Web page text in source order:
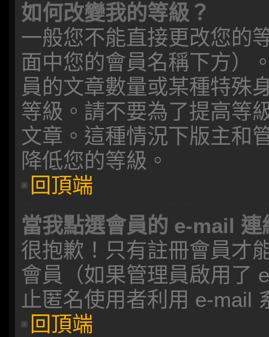
如何改變我的等級？
一般您不能直接更改您的
面中您的會員名稱下方）
員的文章數量或某種特殊
等級。請不要為了提高等
文章。這種情況下版主和
降低您的等級。
回頂端
當我點選會員的 e-mail
很抱歉！只有註冊會員才
會員（如果管理員啟用了
止匿名使用者利用 e-mail
回頂端